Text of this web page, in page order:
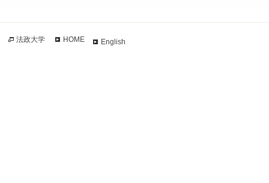
法政大学 HOME English